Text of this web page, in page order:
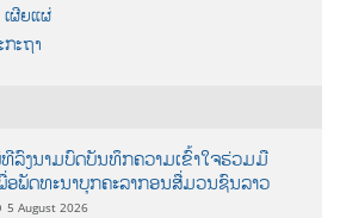
ຜີຍແຜ່
ະຖາ
ລົງນາມບົດບັນທຶກຄວາມເຂົ້າໃຈຮ່ວມມື
ອພັດທະນາບຸກຄະລາກອນສື່ມວນຊົນລາວ
5 August 2026